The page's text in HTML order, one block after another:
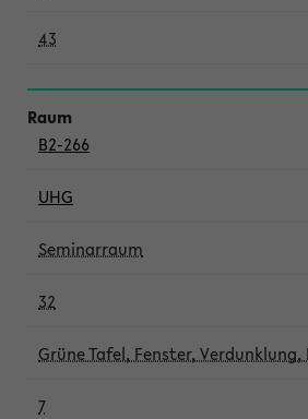
43
B2-266
UHG
Seminarraum
32
Grüne Tafel, Fenster,
7